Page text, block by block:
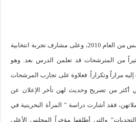
ونحن اليوم في الشهر الخامس من العام 2010، وعلى مشارف تجربة انتخابية
كثيراً من المترشحات قد تعلمن الدرس بعد. وهو
مراراً وتكراراً. فعلاوة على تجارب المرشحات
أكثر من تصريح وحديث لهن تأخر الإعلان عن
فقد أشارت دراسة ” المرأة البحرينية في
، الفرص والتحديات” والتي أطلقها مؤخراً المجلس الأعلى